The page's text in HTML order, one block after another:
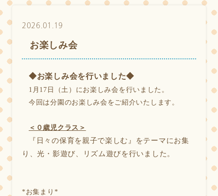
2026.01.19
お楽しみ会
◆お楽しみ会を行いました◆
1 月17日（土）にお楽しみ会を行いました。
今回は分園のお楽しみ会をご紹介いたします。
＜０歳児クラス＞
『日々の保育を親子で楽しむ』をテーマにお集
り、光・影遊び、リズム遊びを行いました。
*お集まり*